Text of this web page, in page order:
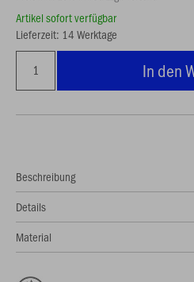
Artikel sofort verfügbar
Lieferzeit: 14 Werktage
In den
Beschreibung
Details
Material